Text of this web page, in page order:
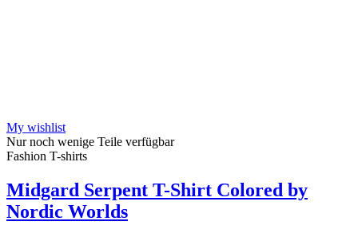
My wishlist
Nur noch wenige Teile verfügbar
Fashion T-shirts
Midgard Serpent T-Shirt Colored by
Nordic Worlds